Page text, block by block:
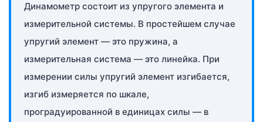
Динамометр состоит из упругого элемента и
измерительной системы. В простейшем случае
упругий элемент — это пружина, а
измерительная система — это линейка. При
измерении силы упругий элемент изгибается,
изгиб измеряется по шкале,
проградуированной в единицах силы — в